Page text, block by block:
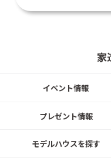
づ
設計
大和ハ
家
イベント情報
プレゼント情報
モデルハウスを探す